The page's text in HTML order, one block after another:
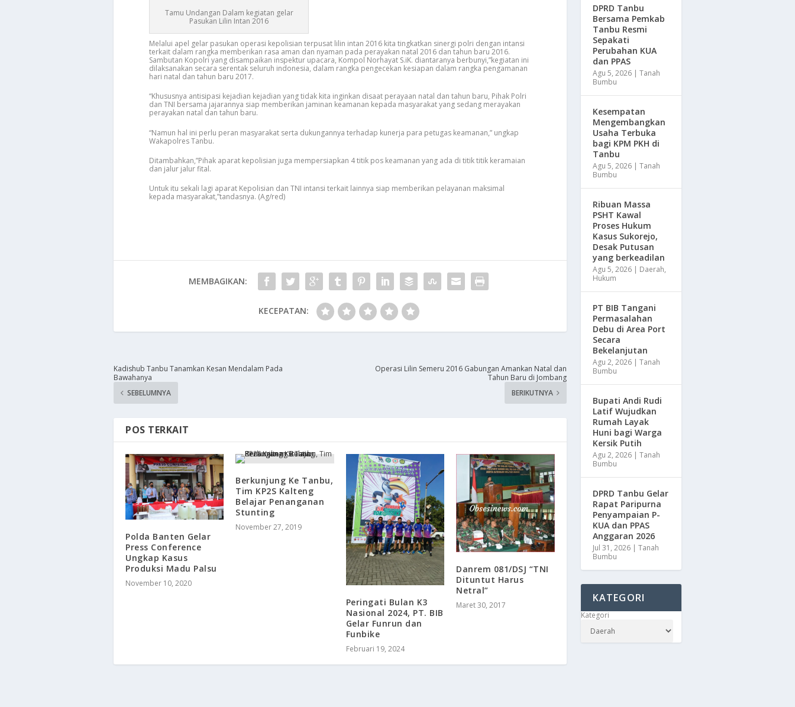
Tamu Undangan Dalam kegiatan gelar
Pasukan Lilin Intan 2016
Melalui apel gelar pasukan operasi kepolisian terpusat lilin intan 2016 kita tingkatkan sinergi polri dengan intansi
terkait dalam rangka memberikan rasa aman dan nyaman pada perayakan natal 2016 dan tahun baru 2016.
Sambutan Kopolri yang disampaikan inspektur upacara, Kompol Norhayat S.iK. diantaranya berbunyi,”kegiatan ini
dilaksanakan secara serentak seluruh indonesia, dalam rangka pengecekan kesiapan dalam rangka pengamanan
hari natal dan tahun baru 2017.
“Khususnya antisipasi kejadian kejadian yang tidak kita inginkan disaat perayaan natal dan tahun baru, Pihak Polri
dan TNI bersama jajarannya siap memberikan jaminan keamanan kepada masyarakat yang sedang merayakan
perayakan natal dan tahun baru.
“Namun hal ini perlu peran masyarakat serta dukungannya terhadap kunerja para petugas keamanan,” ungkap
Wakapolres Tanbu.
Ditambahkan,”Pihak aparat kepolisian juga mempersiapkan 4 titik pos keamanan yang ada di titik titik keramaian
dan jalur jalur fital.
Untuk itu sekali lagi aparat Kepolisian dan TNI intansi terkait lainnya siap memberikan pelayanan maksimal
kepada masyarakat,”tandasnya. (Ag/red)
MEMBAGIKAN:
KECEPATAN:
Kadishub Tanbu Tanamkan Kesan Mendalam Pada
Bawahanya
SEBELUMNYA
​Operasi Lilin Semeru 2016 Gabungan Amankan Natal dan
Tahun Baru di Jombang
BERIKUTNYA
POS TERKAIT
Polda Banten Gelar
Press Conference
Ungkap Kasus
Produksi Madu Palsu
November 10, 2020
Berkunjung Ke Tanbu,
Tim KP2S Kalteng
Belajar Penanganan
Stunting
November 27, 2019
Peringati Bulan K3
Nasional 2024, PT. BIB
Gelar Funrun dan
Funbike
Februari 19, 2024
​Danrem 081/DSJ “TNI
Dituntut Harus
Netral”
Maret 30, 2017
DPRD Tanbu
Bersama Pemkab
Tanbu Resmi
Sepakati
Perubahan KUA
dan PPAS
Agu 5, 2026| Tanah
Bumbu
Kesempatan
Mengembangkan
Usaha Terbuka
bagi KPM PKH di
Tanbu
Agu 5, 2026| Tanah
Bumbu
Ribuan Massa
PSHT Kawal
Proses Hukum
Kasus Sukorejo,
Desak Putusan
yang berkeadilan
Agu 5, 2026| Daerah,
Hukum
PT BIB Tangani
Permasalahan
Debu di Area Port
Secara
Bekelanjutan
Agu 2, 2026| Tanah
Bumbu
Bupati Andi Rudi
Latif Wujudkan
Rumah Layak
Huni bagi Warga
Kersik Putih
Agu 2, 2026| Tanah
Bumbu
DPRD Tanbu Gelar
Rapat Paripurna
Penyampaian P-
KUA dan PPAS
Anggaran 2026
Jul 31, 2026| Tanah
Bumbu
KATEGORI
Kategori